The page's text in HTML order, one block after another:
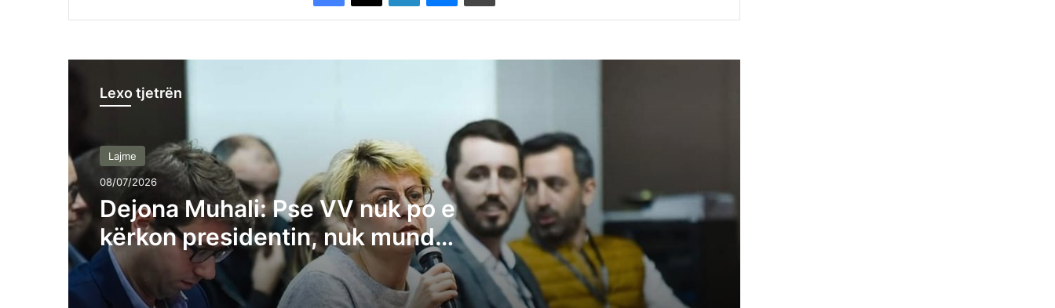
Lexo tjetrën
Lajme
08/07/2026
Dejona Muhali: Pse VV nuk po e
kërkon presidentin, nuk munden
ta kërkojnë të tjerat
Dejona Muhali: Pse VV nuk po e kërkon
Behrami: VV-ja dhe Albin Kurti janë të
bindur që qytetarët e Kosovës janë
analfabetë funksionalë
Kryeziu e VV-së: Posti i presidentit nuk
duhet t’i takojë LDK-së
Pozhari: Albin Kurti duhet t’ia japë
presidentin opozitës, kështu tregohet
madhështia e ruhet demokracia